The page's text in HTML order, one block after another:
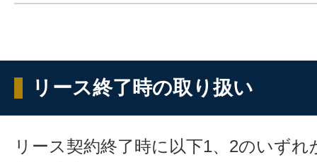
リース終了時の取り扱い
リース契約終了時に以下1、2のいず